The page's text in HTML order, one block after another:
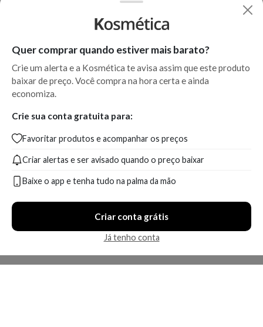
Quer comprar quando estiver mais barato?
Crie um alerta e a Kosmética te avisa assim que este produto
baixar de preço. Você compra na hora certa e ainda
economiza.
Crie sua conta gratuita para:
Favoritar produtos e acompanhar os preços
Criar alertas e ser avisado quando o preço baixar
Baixe o app e tenha tudo na palma da mão
Criar conta grátis
Já tenho conta